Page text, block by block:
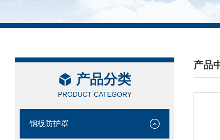
产品分类
PRODUCT CATEGORY
钢板防护罩
产品
/